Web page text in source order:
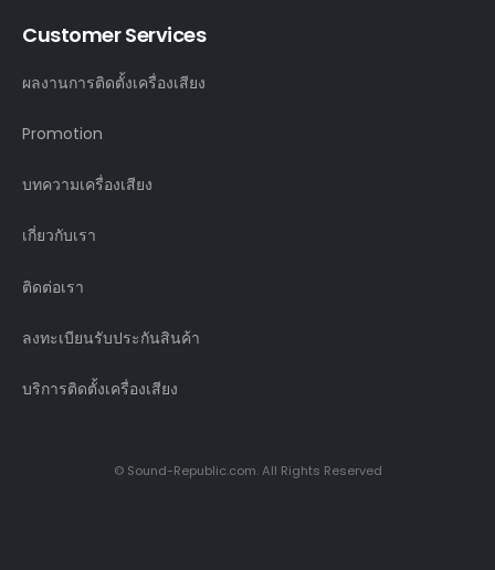
Customer Services
ผลงานการติดตั้งเครื่องเสียง
Promotion
บทความเครื่องเสียง
เกี่ยวกับเรา
ติดต่อเรา
ลงทะเบียนรับประกันสินค้า
บริการติดตั้งเครื่องเสียง
© Sound-Republic.com. All Rights Reserved